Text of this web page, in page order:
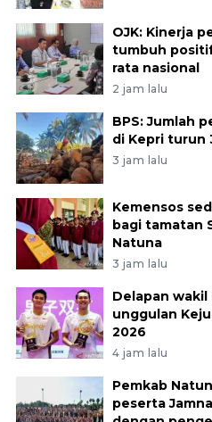
OJK: Kinerja
tumbuh
rata nasional
2 jam lalu
BPS: Jumlah
di Kepri turun
3 jam lalu
Kemensos
bagi tamatan
Natuna
3 jam lalu
Delapan
unggulan
2026
4 jam lalu
Pemkab
peserta